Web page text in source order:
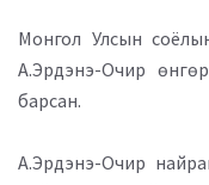
Монгол Улсын
А.Эрдэнэ-Очир
барсан.
А.Эрдэнэ-Очир